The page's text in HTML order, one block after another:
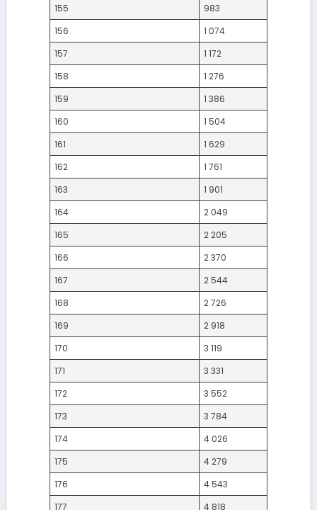
155
983
156
1 074
157
1 172
158
1 276
159
1 386
160
1 504
161
1 629
162
1 761
163
1 901
164
2 049
165
2 205
166
2 370
167
2 544
168
2 726
169
2 918
170
3 119
171
3 331
172
3 552
173
3 784
174
4 026
175
4 279
176
4 543
177
4 818